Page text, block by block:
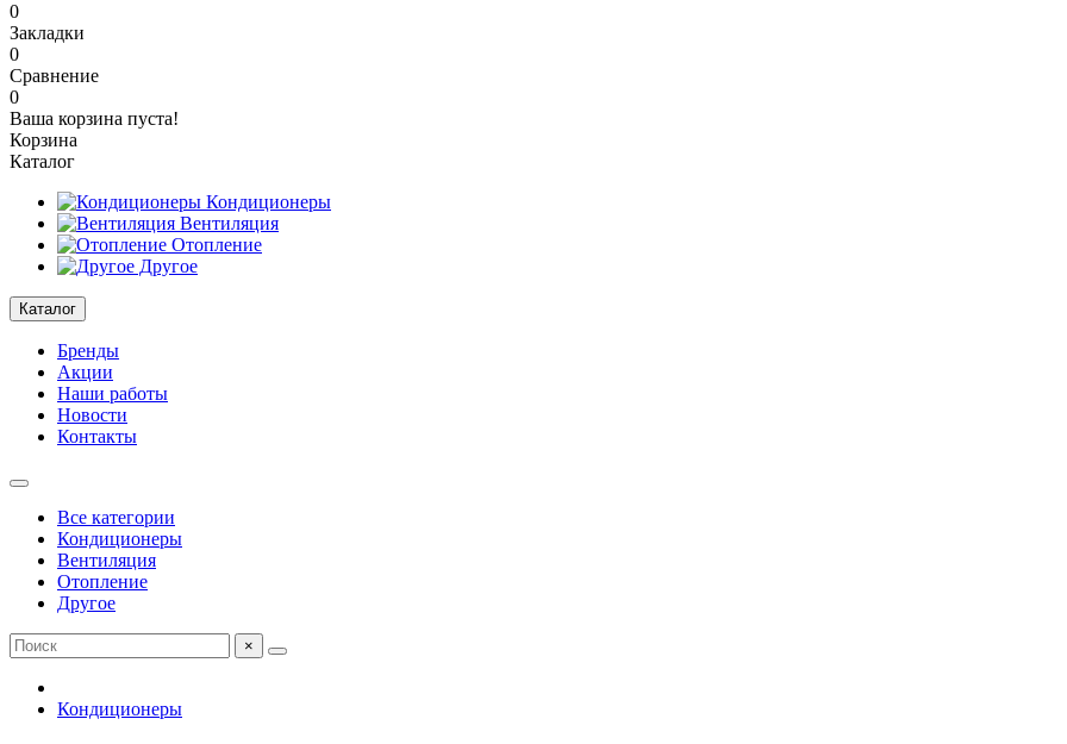
0
Закладки
0
Сравнение
0
Ваша корзина пуста!
Корзина
Каталог
Кондиционеры
Вентиляция
Отопление
Другое
Каталог
Бренды
Акции
Наши работы
Новости
Контакты
Все категории
Кондиционеры
Вентиляция
Отопление
Другое
×
Кондиционеры